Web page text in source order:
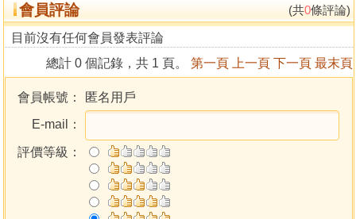
學生 艾力 2010年8月2 3日
自序：
一世那樣，我在這兩年多，寫下了八部八字命理著作，這相
信是世間上沒有任何人可能做得到的事情，但我卻做到了。
以一人之力，在全沒有任何支援，也沒有任何人的幫助下，
我做到了，雖然是面對著沒有人能想像得到的種種困難，但
我依然在重重阻力下創作，實在是很不容易。到了今天，回
想起來卻又不覺得是甚麼。可能都一一捱過，這時一切都不
會員評論 (共0條評論)
目前沒有任何會員發表評論
總計 0 個記錄，共 1 頁。 第一頁 上一頁 下一頁 最末頁
會員帳號：
匿名用戶
E-mail：
評價等級：